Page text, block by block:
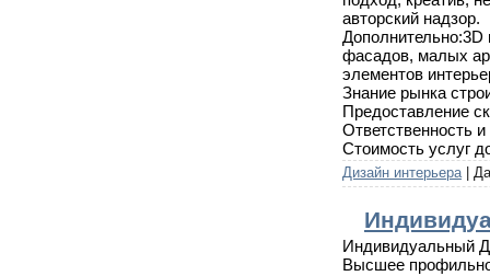
авторский надзор.
Дополнительно:3D
фасадов, малых
элементов
Знание рынка
Предоставление
Ответственность
Стоимость услуг
Дизайн интерьера|
Индивидуальный
Высшее